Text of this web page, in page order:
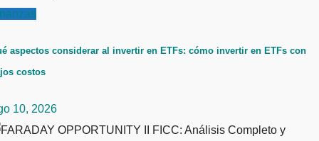
aspectos considerar al invertir en ETFs: cómo invertir en ETFs con
costos
10, 2026